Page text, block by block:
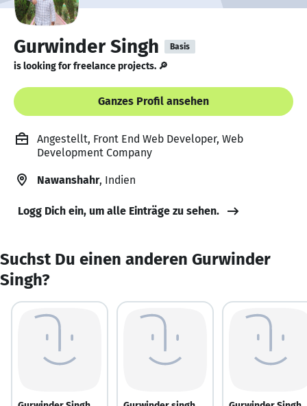
Gurwinder Singh Basis
is looking for freelance projects. 🔎
Ganzes Profil ansehen
Angestellt, Front End Web Developer, Web
Development Company
Nawanshahr, Indien
Logg Dich ein, um alle Einträge zu sehen.
Suchst Du einen anderen Gurwinder
Singh?